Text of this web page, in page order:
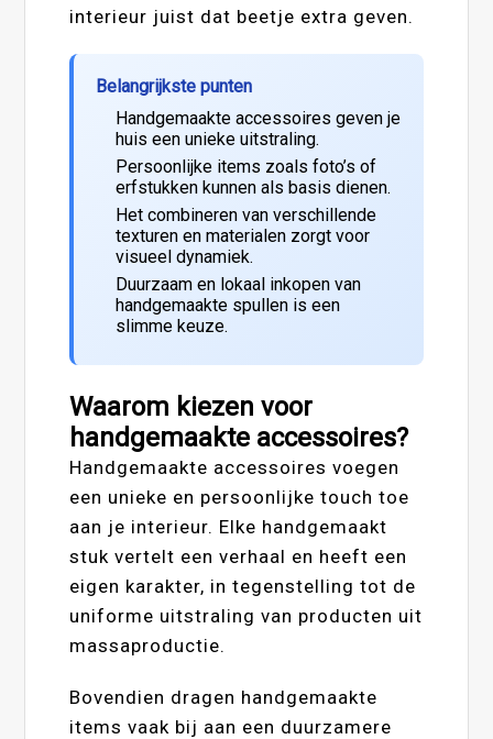
interieur juist dat beetje extra geven.
Belangrijkste punten
Handgemaakte accessoires geven je
huis een unieke uitstraling.
Persoonlijke items zoals foto’s of
erfstukken kunnen als basis dienen.
Het combineren van verschillende
texturen en materialen zorgt voor
visueel dynamiek.
Duurzaam en lokaal inkopen van
handgemaakte spullen is een
slimme keuze.
Waarom kiezen voor
handgemaakte accessoires?
Handgemaakte accessoires voegen
een unieke en persoonlijke touch toe
aan je interieur. Elke handgemaakt
stuk vertelt een verhaal en heeft een
eigen karakter, in tegenstelling tot de
uniforme uitstraling van producten uit
massaproductie.
Bovendien dragen handgemaakte
items vaak bij aan een duurzamere